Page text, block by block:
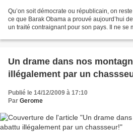
Qu’on soit démocrate ou républicain, on
ce que Barak Obama a prouvé aujourd’hui
un traité contraignant pour son pays. Il ne se
Un drame dans nos
illégalement par un
Publié le 14/12/2009 à 17:10
Par Gerome